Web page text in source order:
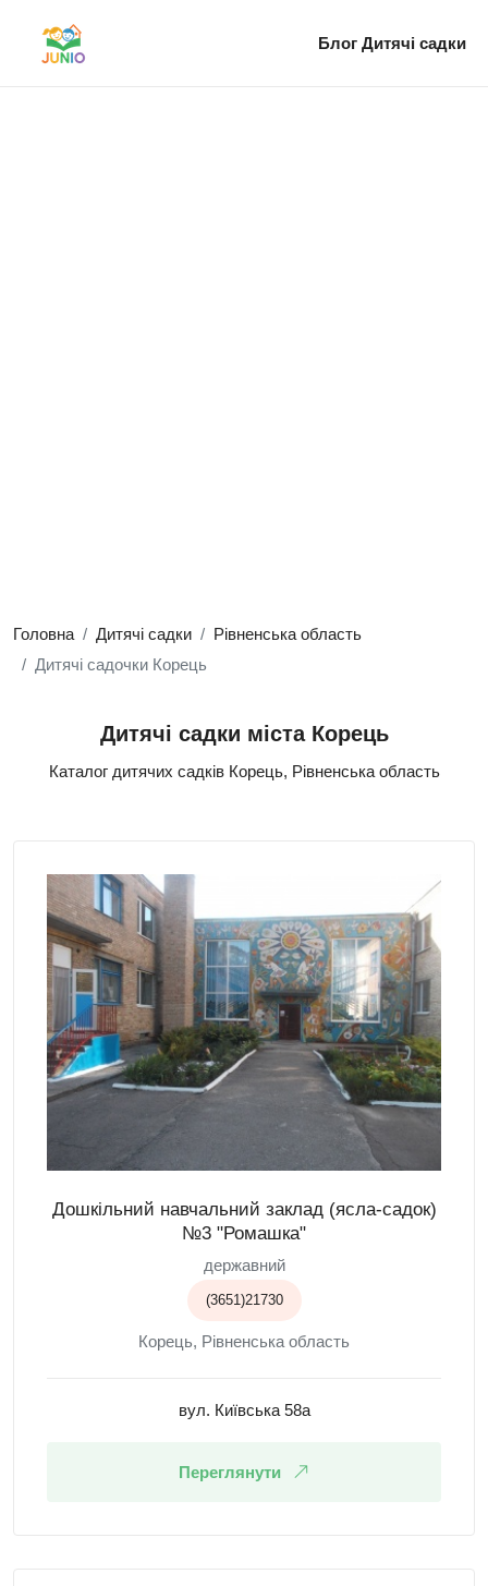
Блог Дитячі садки
Головна Дитячі садки
Рівненська область
Дитячі садочки Корець
Дитячі садки міста Корець
Каталог дитячих садків Корець, Рівненська область
Дошкільний навчальний заклад (ясла-садок)
№3 "Ромашка"
державний
(3651)21730
Корець, Рівненська область
вул. Київська 58а
Переглянути